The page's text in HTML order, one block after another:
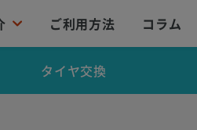
ご利用方法 コラム
タイヤ交換